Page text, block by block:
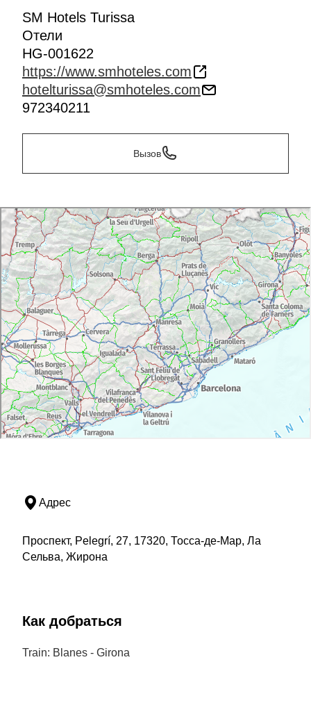
SM Hotels Turissa
Отели
HG-001622
https://www.smhoteles.com
hotelturissa@smhoteles.com
972340211
Вызов
Адрес
Проспект, Pelegrí, 27, 17320, Тосса-де-Мар, Ла
Сельва, Жирона
Как добраться
Train: Blanes - Girona